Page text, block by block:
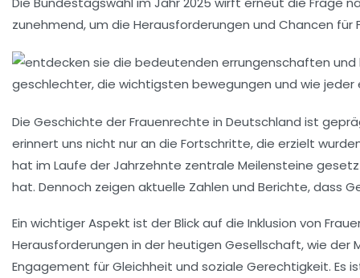
zunehmend, um die Herausforderungen und Chancen für
Die Geschichte derFrauenrechte in Deutschland ist
erinnert uns nicht nur an die Fortschritte, die erzielt
hat im Laufe der Jahrzehnte zentrale Meilensteine
hat. Dennoch zeigen aktuelle Zahlen und Berichte, dass
Ein wichtiger Aspekt ist der Blick auf die Inklusion von
Herausforderungen in derheutigen Gesellschaft, wie der
Engagement fürGleichheit und soziale Gerechtigkeit. Es